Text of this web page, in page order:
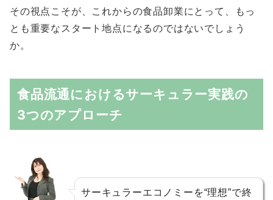
その視点こそが、これからの食品卸業にとって、もっ
とも重要なスタート地点になるのではないでしょう
か。
食品流通におけるサーキュラー実践の
3つのアプローチ
サーキュラーエコノミーを“理想”で終